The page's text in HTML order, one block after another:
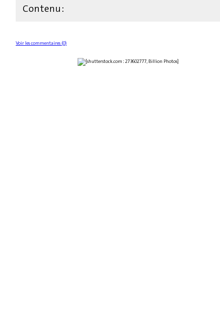
Contenu :
Voir les commentaires (0)